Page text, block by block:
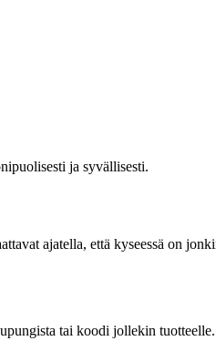
ja syvällisesti.
ajatella, että kyseessä on
tai koodi jollekin